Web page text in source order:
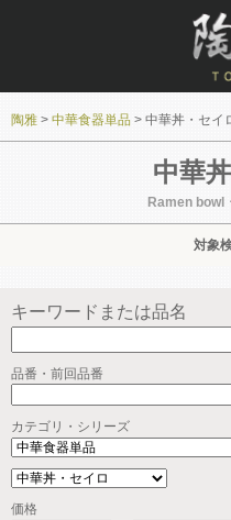
陶雅 > 中華食器単品 > 中華丼・セイ
中華
Ramen bowl
対象
キーワードまたは品名
品番・前回品番
カテゴリ・シリーズ
価格